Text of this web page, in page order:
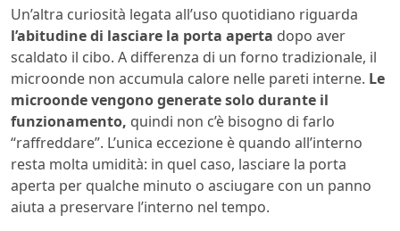
Un’altra curiosità legata all’uso quotidiano riguarda
l’abitudine di lasciare la porta aperta dopo aver
scaldato il cibo. A differenza di un forno tradizionale, il
microonde non accumula calore nelle pareti interne. Le
microonde vengono generate solo durante il
funzionamento, quindi non c’è bisogno di farlo
“raffreddare”. L’unica eccezione è quando all’interno
resta molta umidità: in quel caso, lasciare la porta
aperta per qualche minuto o asciugare con un panno
aiuta a preservare l’interno nel tempo.